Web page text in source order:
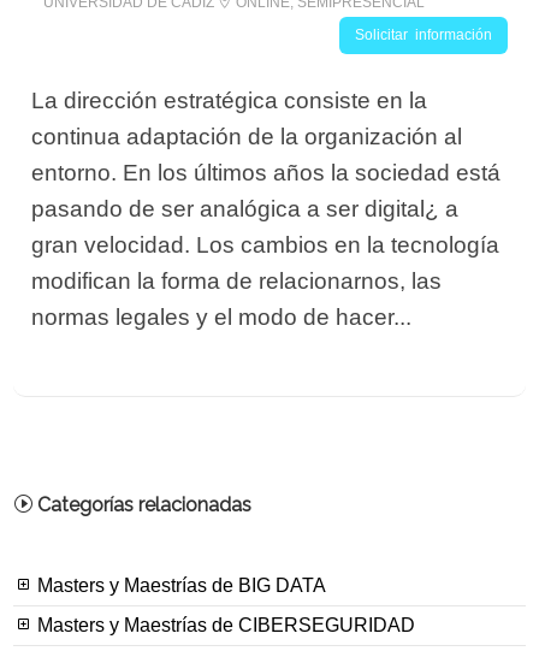
Solicitar información
La dirección estratégica consiste en la
continua adaptación de la organización al
entorno. En los últimos años la sociedad está
pasando de ser analógica a ser digital¿ a
gran velocidad. Los cambios en la tecnología
modifican la forma de relacionarnos, las
normas legales y el modo de hacer...
Categorías relacionadas
Masters y Maestrías de BIG DATA
Masters y Maestrías de CIBERSEGURIDAD